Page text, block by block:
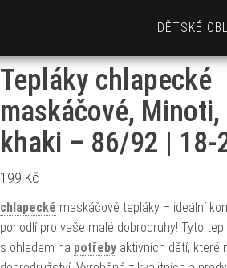
DĚTSKÉ
Tepláky chlapecké
maskáčové, Minoti,
khaki – 86/92 | 18-
199 Kč
chlapecké maskáčové tepláky – ideální
pohodlí pro vaše malé dobrodruhy! Tyto
s ohledem na potřebyaktivních dětí, které